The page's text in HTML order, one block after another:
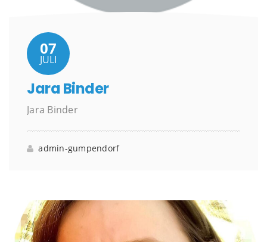
07
JULI
Jara Binder
Jara Binder
admin-gumpendorf